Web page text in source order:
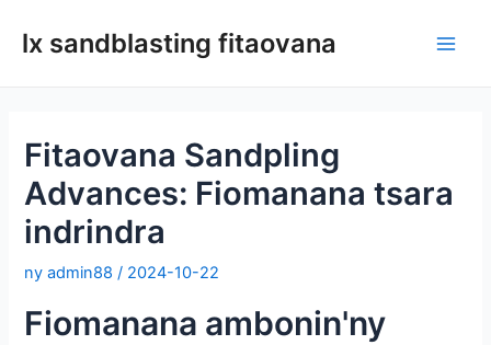
anylx sandblasting fitaovana
Fitaovana Sandpling
Advances: Fiomanana tsara
indrindra
nyadmin88/ 2024-10-22
Fiomanana ambonin'ny